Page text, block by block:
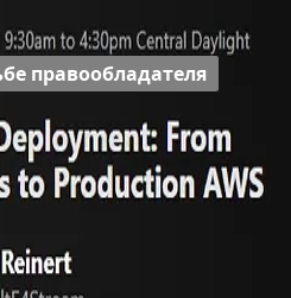
правообладателя